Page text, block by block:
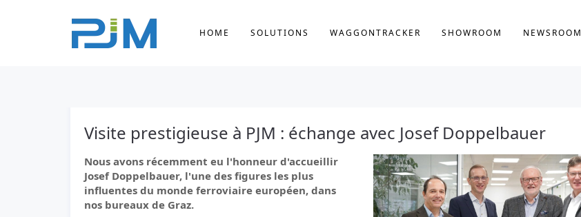
HOME SOLUTIONS WAGGONTRACKER SHOWROOM NEWSROOM
Visite prestigieuse à PJM : échange avec Josef Doppelbauer
Nous avons récemment eu l'honneur d'accueillir
Josef Doppelbauer, l'une des figures les plus
influentes du monde ferroviaire européen, dans
nos bureaux de Graz.